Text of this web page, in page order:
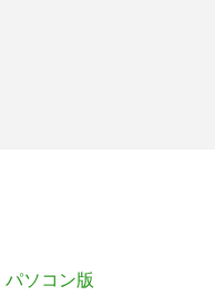
パソコン版